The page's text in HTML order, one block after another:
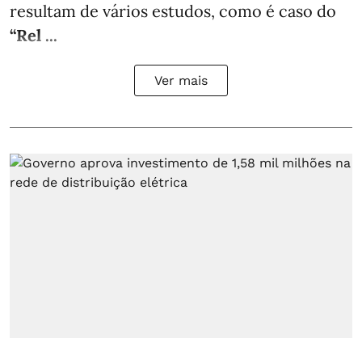
resultam de vários estudos, como é caso do
“Rel ...
Ver mais